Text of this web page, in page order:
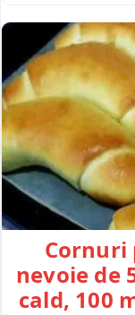
Cornuri
nevoie de
cald, 100